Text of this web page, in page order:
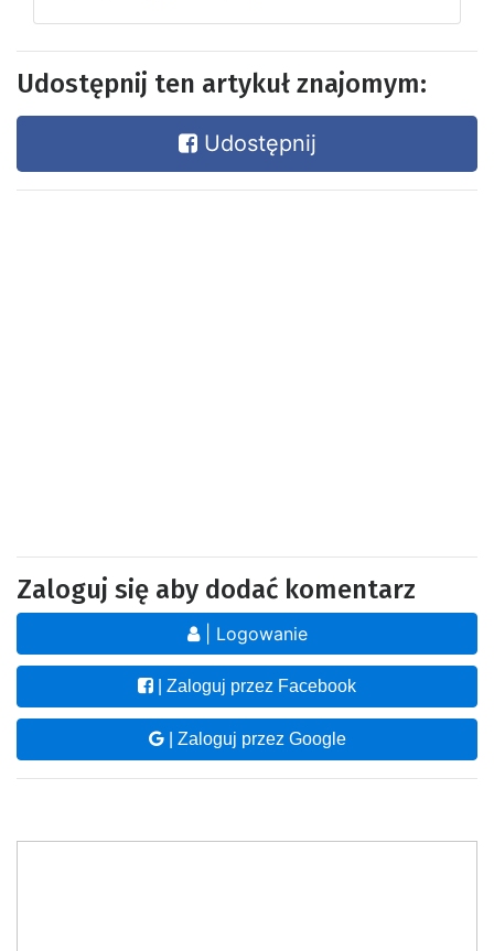
Udostępnij ten artykuł znajomym:
Udostępnij
Zaloguj się aby dodać komentarz
| Logowanie
| Zaloguj przez Facebook
| Zaloguj przez Google